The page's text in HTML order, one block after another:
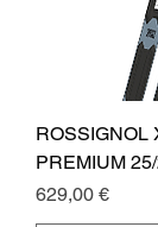
ROSSIGNOL
PREMIUM
Hinta
629,00 €